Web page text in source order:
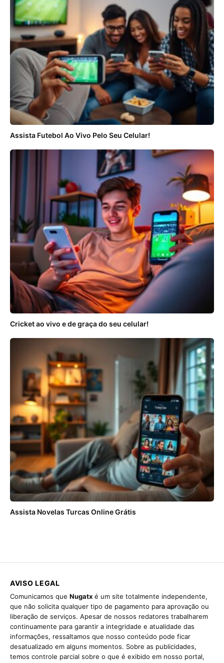
Assista Futebol Ao Vivo Pelo Seu Celular!
Cricket ao vivo e de graça do seu celular!
Assista Novelas Turcas Online Grátis
AVISO LEGAL
Comunicamos que Nugatx é um site totalmente independente,
que não solicita qualquer tipo de pagamento para aprovação ou
liberação de serviços. Apesar de nossos redatores trabalharem
continuamente para garantir a integridade e atualidade das
informações, ressaltamos que nosso conteúdo pode ficar
desatualizado em alguns momentos. Sobre as publicidades,
temos controle parcial sobre o que é exibido em nosso portal,